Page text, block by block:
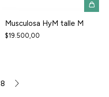
Musculosa HyM talle M
$19.500,00
8